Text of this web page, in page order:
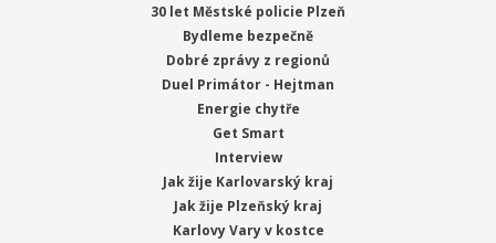
30 let Městské policie Plzeň
Bydleme bezpečně
Dobré zprávy z regionů
Duel Primátor - Hejtman
Energie chytře
Get Smart
Interview
Jak žije Karlovarský kraj
Jak žije Plzeňský kraj
Karlovy Vary v kostce